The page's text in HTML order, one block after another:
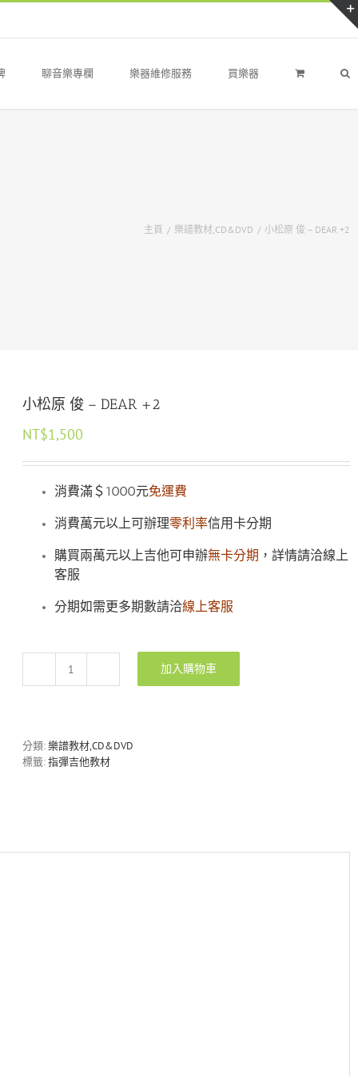
聊音樂專欄 樂器維修服務 買樂器
主頁 / 樂譜教材,CD&DVD / 小松原 俊 – DEAR +2
小松原 俊 – DEAR +2
NT$1,500
消費滿＄1000元免運費
消費萬元以上可辦理零利率信用卡分期
購買兩萬元以上吉他可申辦無卡分期 ，詳情請洽線上
客服
分期如需更多期數請洽線上客服
小
-
DEAR
加入購物車
分類:樂譜教材,CD&DVD
標籤:指彈吉他教材